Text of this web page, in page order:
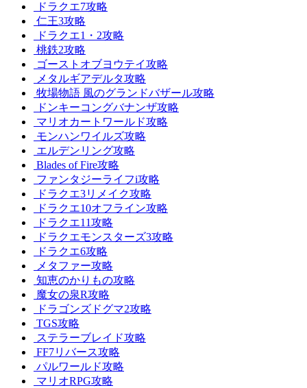
ドラクエ7攻略
仁王3攻略
ドラクエ1・2攻略
桃鉄2攻略
ゴーストオブヨウテイ攻略
メタルギアデルタ攻略
牧場物語 風のグランドバザール攻略
ドンキーコングバナンザ攻略
マリオカートワールド攻略
モンハンワイルズ攻略
エルデンリング攻略
Blades of Fire攻略
ファンタジーライフi攻略
ドラクエ3リメイク攻略
ドラクエ10オフライン攻略
ドラクエ11攻略
ドラクエモンスターズ3攻略
ドラクエ6攻略
メタファー攻略
知恵のかりもの攻略
魔女の泉R攻略
ドラゴンズドグマ2攻略
TGS攻略
ステラーブレイド攻略
FF7リバース攻略
パルワールド攻略
マリオRPG攻略